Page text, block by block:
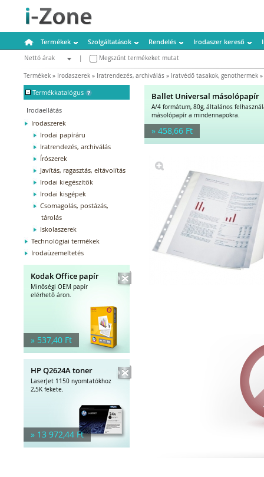
Termékek Szolgáltatások Rendelés Irodaszer kereső
Nettó árak
Megszűnt termékeket mutat
Termékek » Irodaszerek » Iratrendezés, archiválás » Iratvédő tasakok, genothermek »
- Termékkatalógus
Irodaellátás
Irodaszerek
Irodai papíráru
Iratrendezés, archiválás
Írószerek
Javítás, ragasztás, eltávolítás
Irodai kiegészítők
Irodai kisgépek
Csomagolás, postázás,
tárolás
Iskolaszerek
Technológiai termékek
Irodaüzemeltetés
Kodak Office papír
Minőségi OEM papír
elérhető áron.
» 537,40 Ft
HP Q2624A toner
LaserJet 1150 nyomtatókhoz
2,5K fekete.
» 13 972,44 Ft
Ballet Universal másolópapír
A/4 formátum, 80g, általános
másolópapír a mindennapokra.
» 458,66 Ft